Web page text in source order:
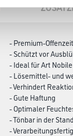
- Premium-
- Schützt vor
- Ideal für Art
- Lösemittel- und
- Verhindert
- Gute Haftung
- Optimaler
- Tönbar in der
- Verarbeitungsfertig